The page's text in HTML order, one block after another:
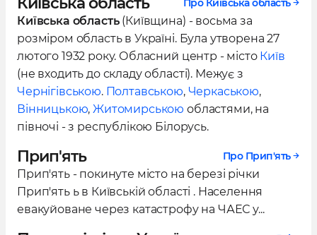
вважалося цікавим та стильним місцем для
містян та відвідувачів.
Місто Прип'ять було молодим, і середній
вік мешканців не перевищував 26 років, що
призвело до того, що в кафе часто
проводили свята та культурні заходи.
запуск першого енергоблоку
Чорнобильської АЕС.
Київська область(Київщина) - восьма за
розміром область в Україні. Була утворена 27
лютого 1932 року. Обласний центр - місто Київ
(не входить до складу області). Межує з
Чернігівською. Полтавською, Черкаською,
Вінницькою,Житомирською областями, на
півночі - з республікою Білорусь.
Прип'ять Про Прип'ять
Прип'ять - покинуте місто на березі річки
Прип'ять ь в Київській області . Населення
евакуйоване через катастрофу на ЧАЕС у...